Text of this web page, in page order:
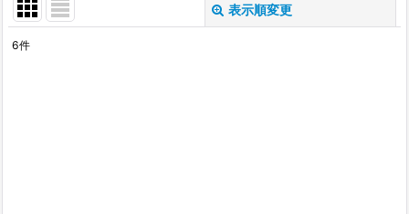
表示順変更
6件